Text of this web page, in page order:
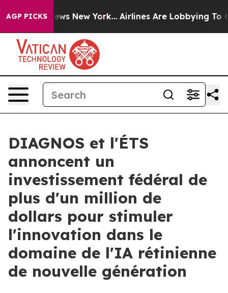
AGP PICKS
News New York... Airlines Are Lobbying To
DIAGNOS et l'ÉTS
annoncent un
investissement fédéral de
plus d'un million de
dollars pour stimuler
l'innovation dans le
domaine de l'IA rétinienne
de nouvelle génération